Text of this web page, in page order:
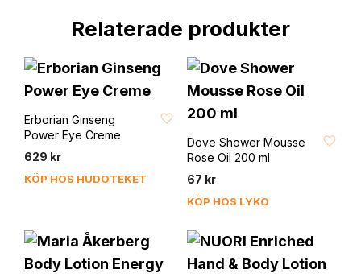
Relaterade produkter
Erborian Ginseng
Power Eye Creme
629 kr
KÖP HOS HUDOTEKET
Dove Shower Mousse
Rose Oil 200 ml
67 kr
KÖP HOS LYKO